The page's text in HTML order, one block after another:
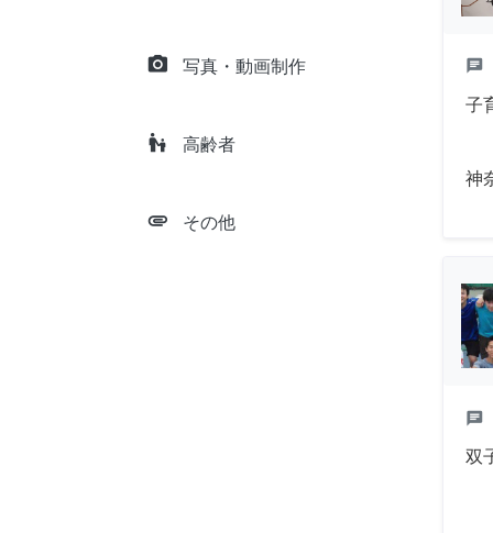
camera_alt 写真・動画制作
escalator_warning 高齢者
attachment その他
chat
子
神
chat
双